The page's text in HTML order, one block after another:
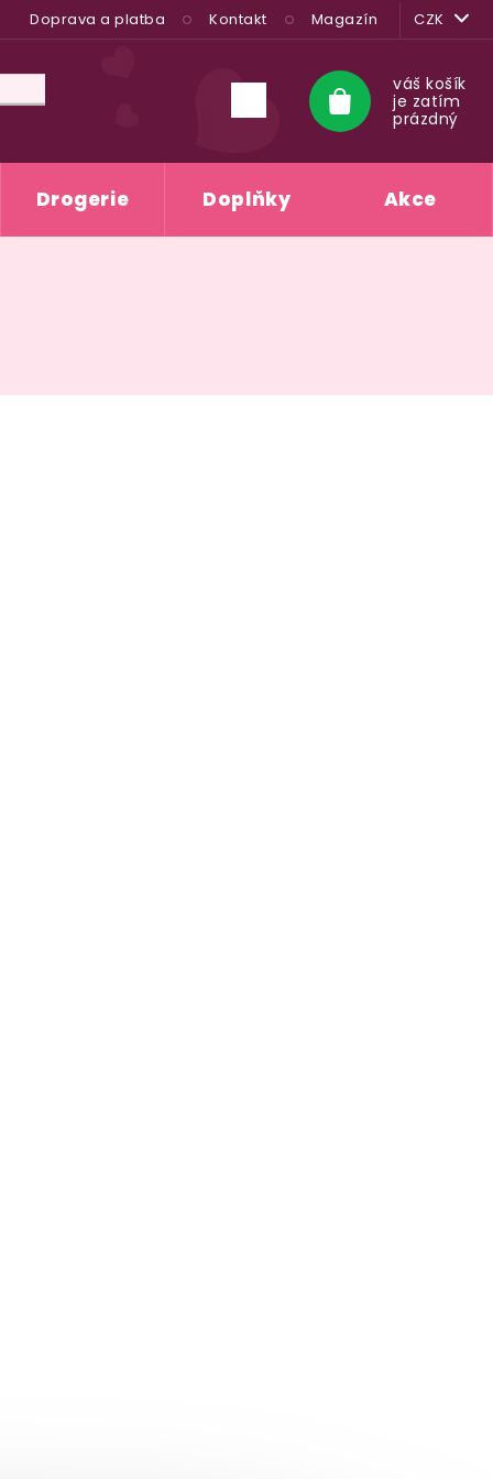
Doprava a platba Kontakt Magazín CZK
Nákupní
košík
váš košík
je zatím
prázdný
Drogerie Doplňky Akce